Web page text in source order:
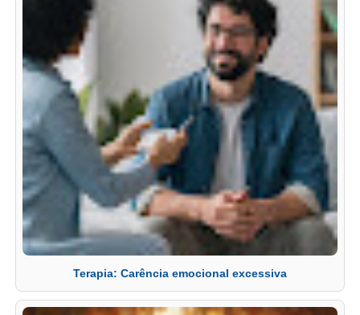
Terapia: Carência emocional excessiva